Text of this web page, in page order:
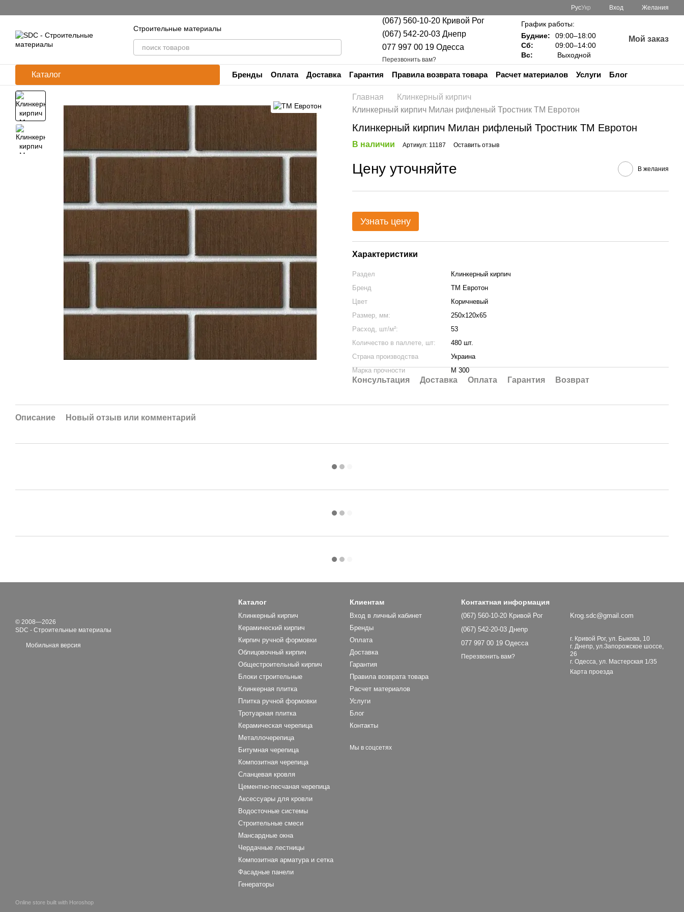
РусУкр Вход Желания
Строительные материалы
(067) 560-10-20 Кривой Рог
(067) 542-20-03 Днепр
077 997 00 19 Одесса
Перезвонить вам?
График работы:
Будние:
09:00–18:00
Сб:
09:00–14:00
Вс:
Выходной
Мой заказ
Каталог Бренды Оплата Доставка Гарантия Правила возврата товара Расчет материалов Услуги
Блог
Контакты
Главная
Клинкерный кирпич
Клинкерный кирпич Милан рифленый Тростник ТМ Евротон
Клинкерный кирпич Милан рифленый Тростник ТМ Евротон
В наличии Артикул: 11187 Оставить отзыв
Цену уточняйте В желания
Узнать цену
Характеристики
Раздел
Клинкерный кирпич
Бренд
ТМ Евротон
Цвет
Коричневый
Размер, мм:
250x120x65
Расход, шт/м²:
53
Количество в паллете, шт:
480 шт.
Страна производства
Украина
Марка прочности
М 300
Консультация Доставка Оплата Гарантия Возврат
Описание Новый отзыв или комментарий
© 2008—2026
SDC - Строительные материалы
Мобильная версия
Online store built with Horoshop
Каталог
Клинкерный кирпич
Керамический кирпич
Кирпич ручной формовки
Облицовочный кирпич
Общестроительный кирпич
Блоки строительные
Клинкерная плитка
Плитка ручной формовки
Тротуарная плитка
Керамическая черепица
Металлочерепица
Битумная черепица
Композитная черепица
Сланцевая кровля
Цементно-песчаная черепица
Аксессуары для кровли
Водосточные системы
Строительные смеси
Мансардные окна
Чердачные лестницы
Композитная арматура и сетка
Фасадные панели
Генераторы
Клиентам
Вход в личный кабинет
Бренды
Оплата
Доставка
Гарантия
Правила возврата товара
Расчет материалов
Услуги
Блог
Контакты
Мы в соцсетях
Контактная информация
(067) 560-10-20 Кривой Рог
(067) 542-20-03 Днепр
077 997 00 19 Одесса
Перезвонить вам?
Krog.sdc@gmail.com
г. Кривой Рог, ул. Быкова, 10
г. Днепр, ул.Запорожское шоссе,
26
г. Одесса, ул. Мастерская 1/35
Карта проезда